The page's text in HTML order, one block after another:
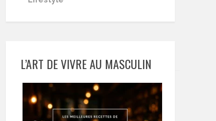
L’ART DE VIVRE AU MASCULIN